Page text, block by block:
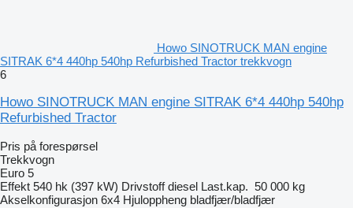
Howo SINOTRUCK MAN engine
SITRAK 6*4 440hp 540hp Refurbished Tractor trekkvogn
6
Howo SINOTRUCK MAN engine SITRAK 6*4 440hp 540hp
Refurbished Tractor
Pris på forespørsel
Trekkvogn
Euro 5
Effekt 540 hk (397 kW) Drivstoff diesel Last.kap. 50 000 kg
Akselkonfigurasjon 6x4 Hjuloppheng bladfjær/bladfjær